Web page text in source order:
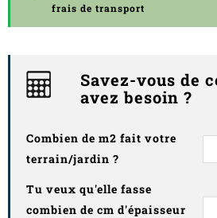
frais de transport
Savez-vous de
avez besoin ?
Combien de m2 fait votre
terrain/jardin ?
Tu veux qu'elle fasse
combien de cm d'épaisseur